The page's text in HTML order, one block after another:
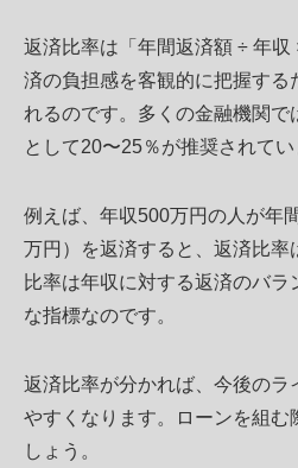
返済比率は「年間返済額 ÷ 年収
済の負担感を客観的に把握する
れるのです。多くの金融機関
として20〜25％が推奨されてい
例えば、年収500万円の人が年
万円）を返済すると、返済比率
比率は年収に対する返済のバ
な指標なのです。
返済比率が分かれば、今後のラ
やすくなります。ローンを組む
しょう。